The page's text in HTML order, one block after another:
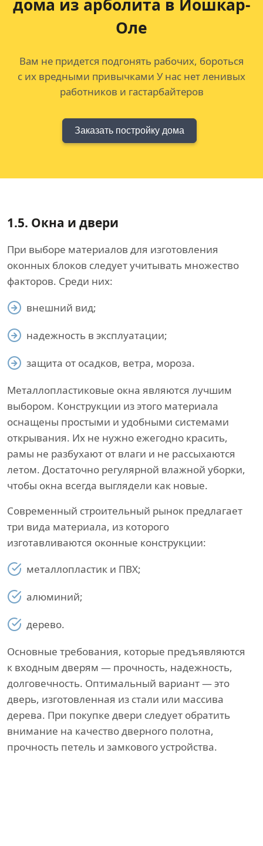
дома из арболита в Йошкар-
Оле
Вам не придется подгонять рабочих, бороться
с их вредными привычками У нас нет ленивых
работников и гастарбайтеров
Заказать постройку дома
1.5. Окна и двери
При выборе материалов для изготовления
оконных блоков следует учитывать множество
факторов. Среди них:
внешний вид;
надежность в эксплуатации;
защита от осадков, ветра, мороза.
Металлопластиковые окна являются лучшим
выбором. Конструкции из этого материала
оснащены простыми и удобными системами
открывания. Их не нужно ежегодно красить,
рамы не разбухают от влаги и не рассыхаются
летом. Достаточно регулярной влажной уборки,
чтобы окна всегда выглядели как новые.
Современный строительный рынок предлагает
три вида материала, из которого
изготавливаются оконные конструкции:
металлопластик и ПВХ;
алюминий;
дерево.
Основные требования, которые предъявляются
к входным дверям — прочность, надежность,
долговечность. Оптимальный вариант — это
дверь, изготовленная из стали или массива
дерева. При покупке двери следует обратить
внимание на качество дверного полотна,
прочность петель и замкового устройства.